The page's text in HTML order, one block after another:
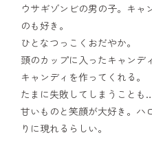
ウサギゾンビの男の子。キャ
のも好き。
ひとなつっこくおだやか。
頭のカップに入ったキャンデ
キャンディを作ってくれる。
たまに失敗してしまうことも
甘いものと笑顔が大好き。ハ
りに現れるらしい。